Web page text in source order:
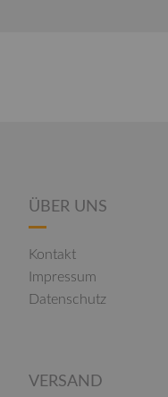
ÜBER UNS
Kontakt
Impressum
Datenschutz
VERSAND